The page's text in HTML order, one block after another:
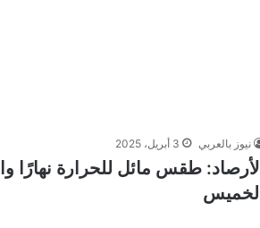
نيوز بالعربي 3 أبريل، 2025
الأرصاد: طقس مائل للحرارة نهارًا
الخميس